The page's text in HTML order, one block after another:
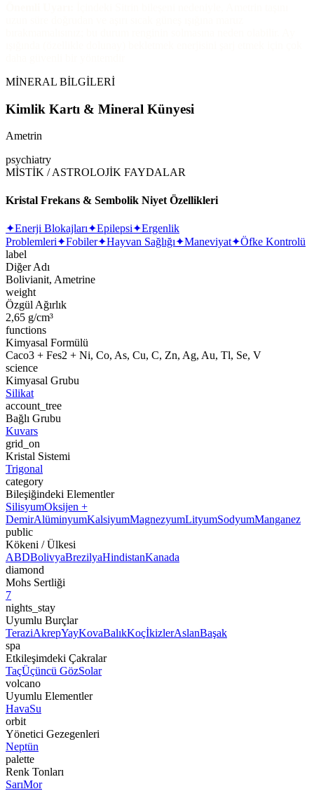
MİNERAL BİLGİLERİ
Kimlik Kartı & Mineral Künyesi
Ametrin
psychiatry
MİSTİK / ASTROLOJİK FAYDALAR
Kristal Frekans & Sembolik Niyet Özellikleri
✦Enerji Blokajları✦Epilepsi✦Ergenlik
Problemleri✦Fobiler✦Hayvan Sağlığı✦Maneviyat✦Öfke Kontrolü
label
Diğer Adı
Bolivianit, Ametrine
weight
Özgül Ağırlık
2,65 g/cm³
functions
Kimyasal Formülü
Caco3 + Fes2 + Ni, Co, As, Cu, C, Zn, Ag, Au, Tl, Se, V
science
Kimyasal Grubu
Silikat
account_tree
Bağlı Grubu
Kuvars
grid_on
Kristal Sistemi
Trigonal
category
Bileşiğindeki Elementler
SilisyumOksijen +
DemirAlüminyumKalsiyumMagnezyumLityumSodyumManganez
public
Kökeni / Ülkesi
ABDBolivyaBrezilyaHindistanKanada
diamond
Mohs Sertliği
7
nights_stay
Uyumlu Burçlar
TeraziAkrepYayKovaBalıkKoçİkizlerAslanBaşak
spa
Etkileşimdeki Çakralar
TaçÜçüncü GözSolar
volcano
Uyumlu Elementler
HavaSu
orbit
Yönetici Gezegenleri
Neptün
palette
Renk Tonları
SarıMor